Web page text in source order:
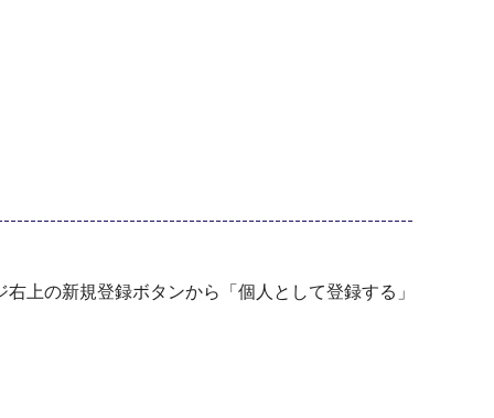
上の新規登録ボタンから「個人として登録する」